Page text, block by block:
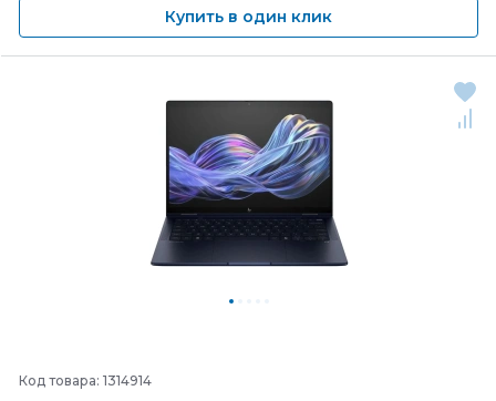
Купить в один клик
Код товара: 1314914